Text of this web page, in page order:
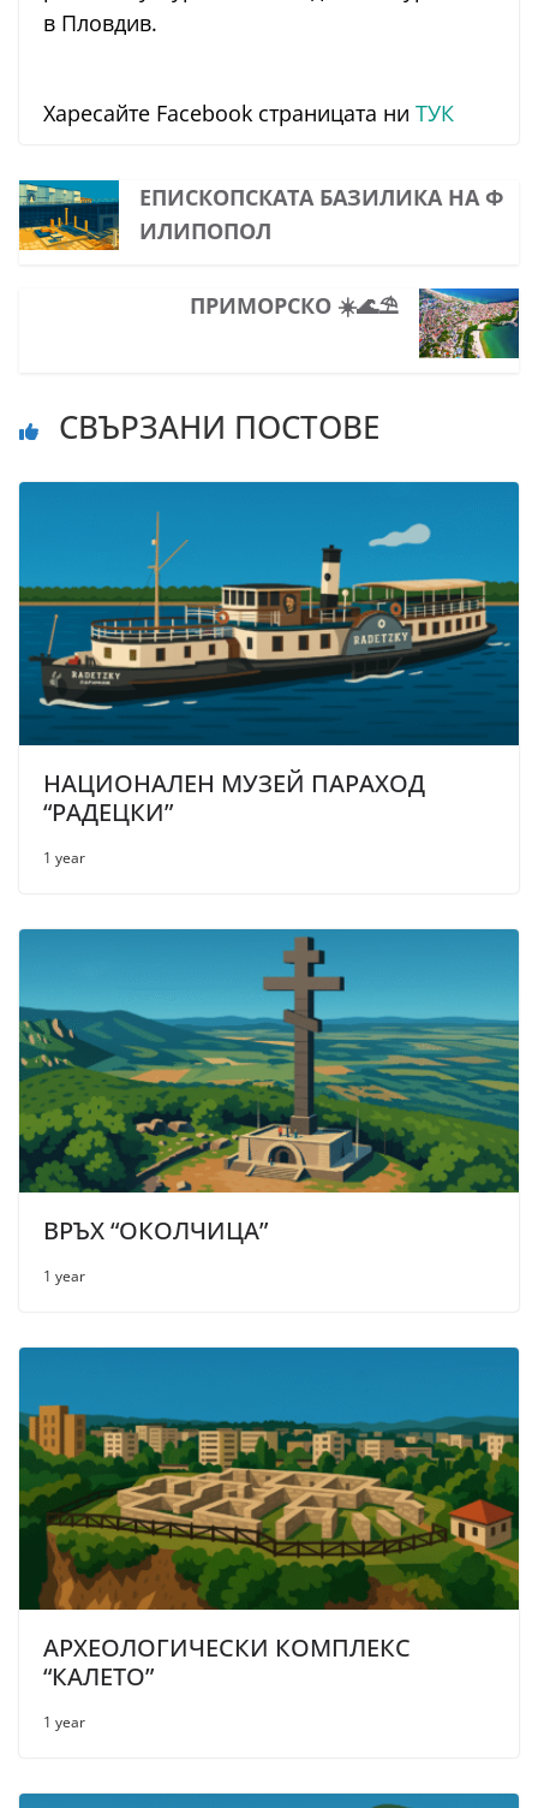
в Пловдив.
Харесайте Facebook страницата ни ТУК
ЕПИСКОПСКАТА БАЗИЛИКА НА Ф
ИЛИПОПОЛ
ПРИМОРСКО ☀️🌊⛱
СВЪРЗАНИ ПОСТОВЕ
НАЦИОНАЛЕН МУЗЕЙ ПАРАХОД
“РАДЕЦКИ”
1 year
ВРЪХ “ОКОЛЧИЦА”
1 year
АРХЕОЛОГИЧЕСКИ КОМПЛЕКС
“КАЛЕТО”
1 year